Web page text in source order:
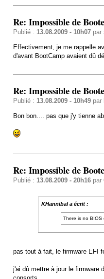
Re: Impossible de
Publié : 13.08.2009 - 10h07par
Effectivement, je me rappelle
d'avant BootCamp avaient dû
Re: Impossible de
Publié : 13.08.2009 - 10h49par
Bon bon.... pas que j'y tienne
Re: Impossible de
Publié : 13.08.2009 - 20h16par
KHannibal a écrit :
There is no BIOS
pas tout à fait, le firmware EFI
j'ai dû mettre à jour le firmware